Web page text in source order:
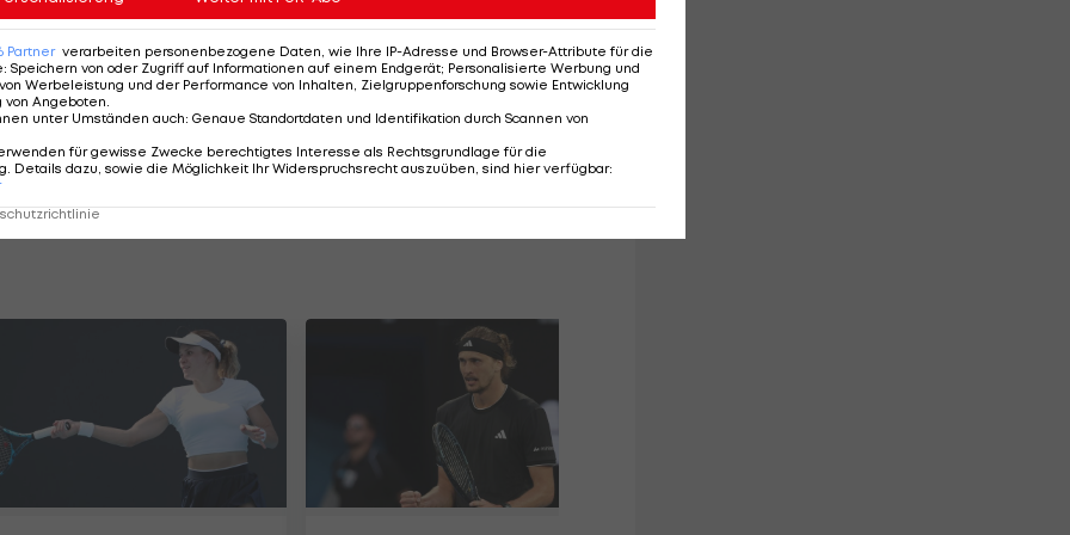
Paralympischen Spielen, Welt- und
und das wirkt wieder in den Breitensport." Beides soll
ihre Leistungen, statt Pokalen wurden
wurden auf diesem Weg im Rahmen eines
gepflanzt.
Partner verarbeiten personenbezogene Daten, wie Ihre IP-Adresse und Browser-Attribute für die
: Speichern von oder Zugriff auf Informationen auf einem Endgerät; Personalisierte Werbung und
Werbeleistung und der Performance von Inhalten, Zielgruppenforschung sowie Entwicklung
von Angeboten.
unter Umständen auch: Genaue Standortdaten und Identifikation durch Scannen von
für gewisse Zwecke berechtigtes Interesse als Rechtsgrundlage für die
Details dazu, sowie die Möglichkeit Ihr Widerspruchsrecht auszuüben, sind hier verfügbar: